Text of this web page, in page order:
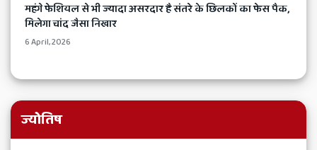
​महंगे फेशियल से भी ज्यादा असरदार है संतरे के छिलकों का फेस पैक,
मिलेगा चांद जैसा निखार
6 April, 2026
ज्योतिष